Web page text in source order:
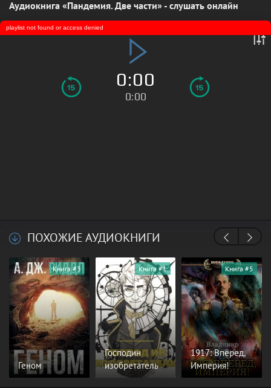
Аудиокнига «Пандемия. Две части» - слушать онлайн
0:00
0:00
playlist not found or access denied
ПОХОЖИЕ АУДИОКНИГИ
Геном
Книга #3
Господин
изобретатель
Книга #1
1917: Вперед,
Империя!
Книга #5